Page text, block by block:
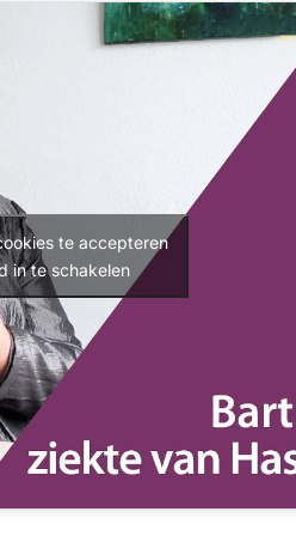
te accepteren
in te schakelen